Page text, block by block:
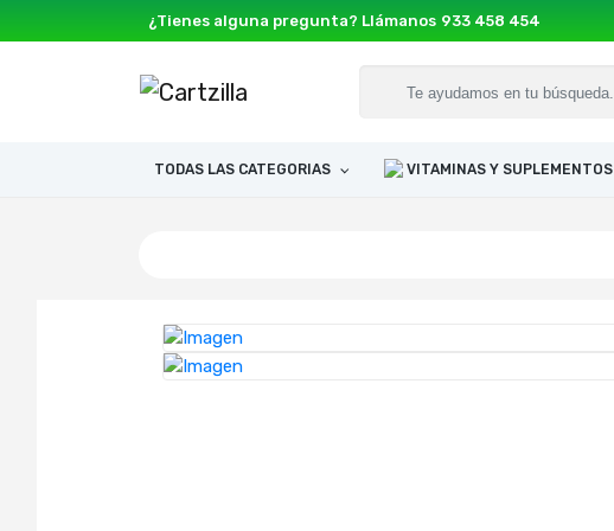
¿Tienes alguna pregunta? Llámanos 933 458 454
TODAS LAS CATEGORIAS VITAMINAS Y SUPLEMENTOS